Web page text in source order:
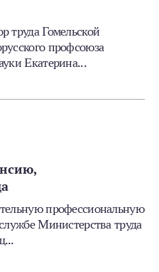
труда Гомельской
профсоюза
Екатерина...
профессиональную
Министерства труда